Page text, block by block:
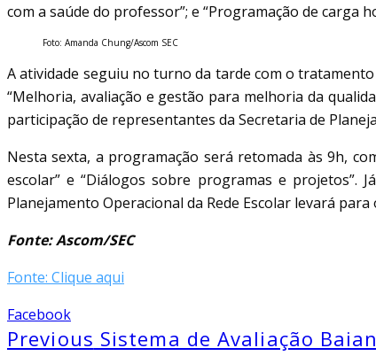
com a saúde do professor”; e “Programação de carga
Foto: Amanda Chung/Ascom SEC
A atividade seguiu no turno da tarde com o tratamento
“Melhoria, avaliação e gestão para melhoria da
participação de representantes da Secretaria de
Nesta sexta, a programação será retomada às 9h,
escolar” e “Diálogos sobre programas e projetos”.
Planejamento Operacional da Rede Escolar levará
Fonte: Ascom/SEC
Fonte: Clique aqui
Facebook
Previous Sistema de Avaliação